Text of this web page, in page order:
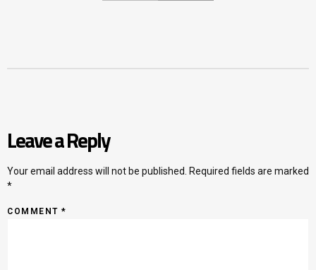
Leave a Reply
Your email address will not be published. Required fields are marked
*
COMMENT *